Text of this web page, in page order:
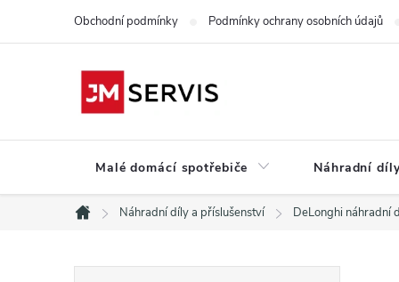
Obchodní podmínky Podmínky ochrany osobních údajů
Malé domácí spotřebiče Náhradní
Domů
Náhradní díly a příslušenství DeLonghi náhradní